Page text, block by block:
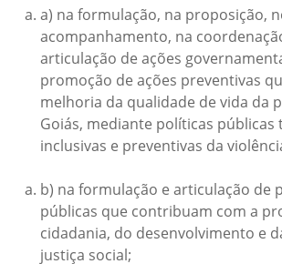
a) na formulação, na proposição,
acompanhamento, na
articulação de ações
promoção de ações preventivas
melhoria da qualidade de vida da
Goiás, mediante políticas públicas
inclusivas e preventivas da
b) na formulação e articulação de
públicas que contribuam com a
cidadania, do desenvolvimento e
justiça social;